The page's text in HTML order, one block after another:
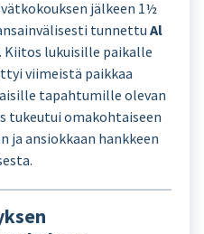
jälkeen 1½
tunnettu Al
Kiitos lukuisille paikalle
viimeistä paikkaa
tapahtumille olevan
tukeutui omakohtaiseen
ja ansiokkaan hankkeen